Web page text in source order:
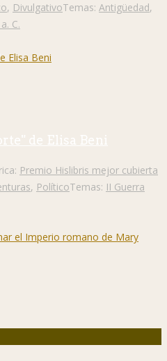
, DivulgativoTemas: Antigüedad,
C.
de Elisa Beni
Premio Hislibris mejor cubierta
, PolíticoTemas: II Guerra